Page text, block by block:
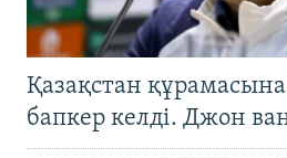
Қазақстан
бапкер келді. Джон